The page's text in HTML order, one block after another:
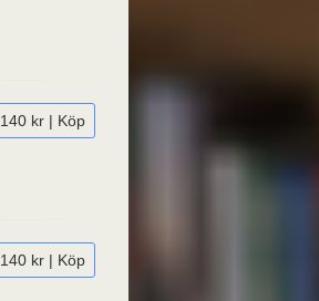
140 kr | Köp
140 kr | Köp